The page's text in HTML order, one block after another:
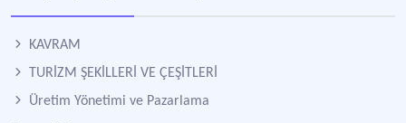
KAVRAM
TURİZM ŞEKİLLERİ VE ÇEŞİTLERİ
Üretim Yönetimi ve Pazarlama